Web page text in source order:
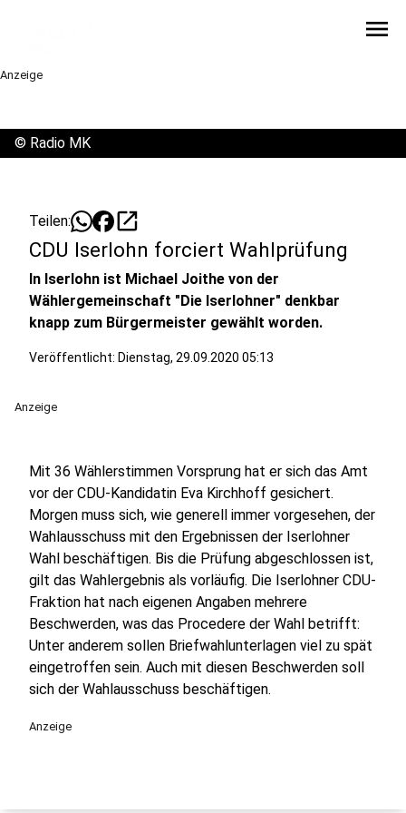
menu
Anzeige
© Radio MK
Teilen: open_in_new
CDU Iserlohn forciert Wahlprüfung
In Iserlohn ist Michael Joithe von der
Wählergemeinschaft "Die Iserlohner" denkbar
knapp zum Bürgermeister gewählt worden.
Veröffentlicht: Dienstag, 29.09.2020 05:13
Anzeige
Mit 36 Wählerstimmen Vorsprung hat er sich das Amt
vor der CDU-Kandidatin Eva Kirchhoff gesichert.
Morgen muss sich, wie generell immer vorgesehen, der
Wahlausschuss mit den Ergebnissen der Iserlohner
Wahl beschäftigen. Bis die Prüfung abgeschlossen ist,
gilt das Wahlergebnis als vorläufig. Die Iserlohner CDU-
Fraktion hat nach eigenen Angaben mehrere
Beschwerden, was das Procedere der Wahl betrifft:
Unter anderem sollen Briefwahlunterlagen viel zu spät
eingetroffen sein. Auch mit diesen Beschwerden soll
sich der Wahlausschuss beschäftigen.
Anzeige